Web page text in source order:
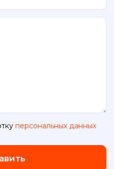
персональных данных